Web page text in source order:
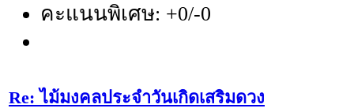
คะแนนพิเศษ: +0/-0
Re: ไม้มงคลประจำวันเกิดเสริมดวง